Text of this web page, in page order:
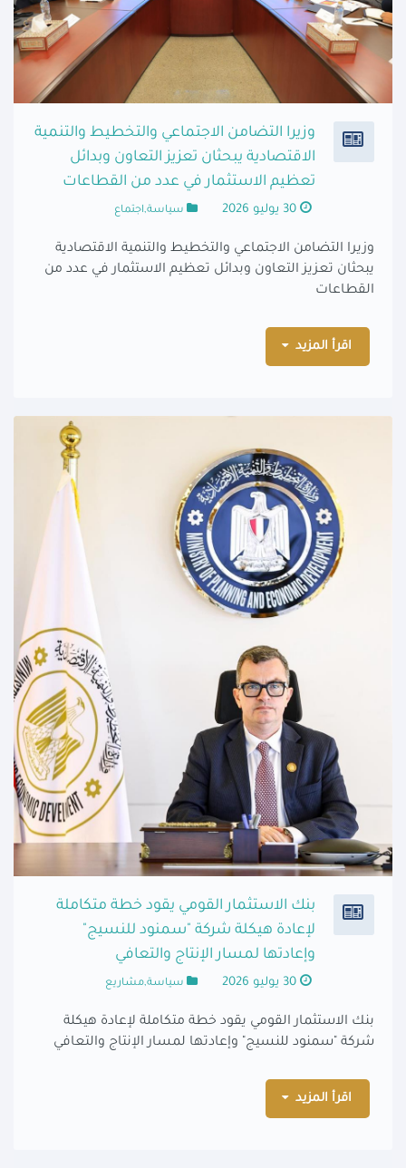
وزيرا التضامن الاجتماعي والتخطيط والتنمية
الاقتصادية يبحثان تعزيز التعاون وبدائل
تعظيم الاستثمار في عدد من القطاعات
30 يوليو 2026 سياسة,اجتماع
وزيرا التضامن الاجتماعي والتخطيط والتنمية الاقتصادية
يبحثان تعزيز التعاون وبدائل تعظيم الاستثمار في عدد من
القطاعات
اقرأ المزيد
بنك الاستثمار القومي يقود خطة متكاملة
لإعادة هيكلة شركة "سمنود للنسيج"
وإعادتها لمسار الإنتاج والتعافي
30 يوليو 2026 سياسة,مشاريع
بنك الاستثمار القومي يقود خطة متكاملة لإعادة هيكلة
شركة "سمنود للنسيج" وإعادتها لمسار الإنتاج والتعافي
اقرأ المزيد